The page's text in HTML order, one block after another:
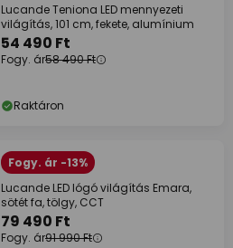
Lucande Teniona LED mennyezeti
világítás, 101 cm, fekete, alumínium
54 490 Ft
Fogy. ár58 490 Ft
Raktáron
Fogy. ár -13%
Lucande LED lógó világítás Emara,
sötét fa, tölgy, CCT
79 490 Ft
Fogy. ár91 990 Ft